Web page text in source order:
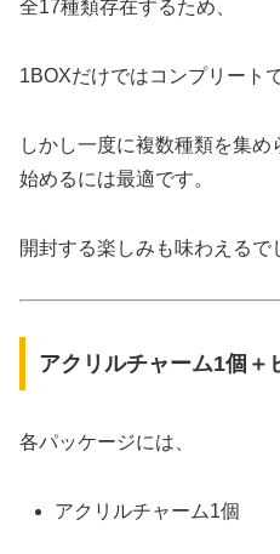
全17種類存在するため、
1BOXだけではコンプリート
しかし一度に複数種類を集
始めるには最適です。
開封する楽しみも味わえるで
アクリルチャーム1個＋
各パッケージには、
アクリルチャーム1個